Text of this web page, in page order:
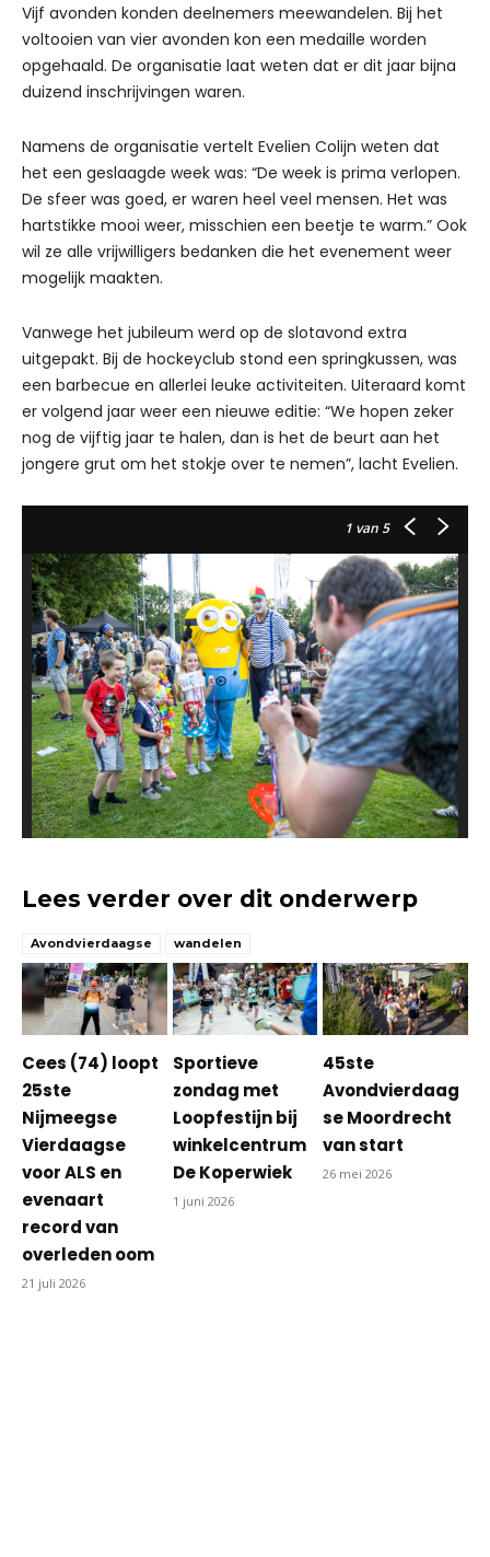
Vijf avonden konden deelnemers meewandelen. Bij het
voltooien van vier avonden kon een medaille worden
opgehaald. De organisatie laat weten dat er dit jaar bijna
duizend inschrijvingen waren.
Namens de organisatie vertelt Evelien Colijn weten dat
het een geslaagde week was: “De week is prima verlopen.
De sfeer was goed, er waren heel veel mensen. Het was
hartstikke mooi weer, misschien een beetje te warm.” Ook
wil ze alle vrijwilligers bedanken die het evenement weer
mogelijk maakten.
Vanwege het jubileum werd op de slotavond extra
uitgepakt. Bij de hockeyclub stond een springkussen, was
een barbecue en allerlei leuke activiteiten. Uiteraard komt
er volgend jaar weer een nieuwe editie: “We hopen zeker
nog de vijftig jaar te halen, dan is het de beurt aan het
jongere grut om het stokje over te nemen”, lacht Evelien.
1 van 5
Lees verder over dit onderwerp
Avondvierdaagse wandelen
Cees (74) loopt
25ste
Nijmeegse
Vierdaagse
voor ALS en
evenaart
record van
overleden oom
21 juli 2026
Sportieve
zondag met
Loopfestijn bij
winkelcentrum
De Koperwiek
1 juni 2026
45ste
Avondvierdaag
se Moordrecht
van start
26 mei 2026